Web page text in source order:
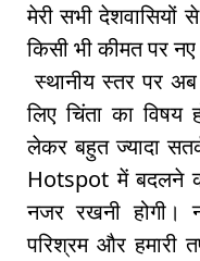
मेरी सभी देशवासियों
किसी भी कीमत पर
स्थानीय स्तर पर
लिए चिंता का
लेकर बहुत ज्यादा
Hotspot में बदलने
नजर रखनी होगी।
परिश्रम और हमारी